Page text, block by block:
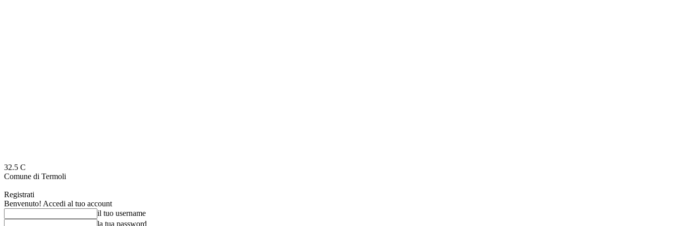
32.5 C
Comune di Termoli
Registrati
Benvenuto! Accedi al tuo account
il tuo username
la tua password